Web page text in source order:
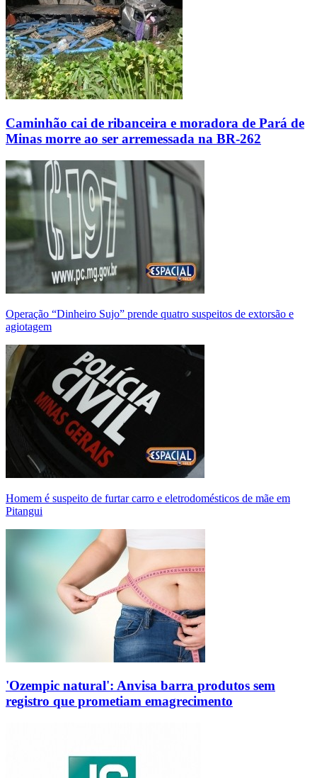
Caminhão cai de ribanceira e moradora de Pará de
Minas morre ao ser arremessada na BR-262
Operação “Dinheiro Sujo” prende quatro suspeitos de extorsão e
agiotagem
Homem é suspeito de furtar carro e eletrodomésticos de mãe em
Pitangui
'Ozempic natural': Anvisa barra produtos sem
registro que prometiam emagrecimento